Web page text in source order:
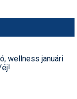
wellness januári